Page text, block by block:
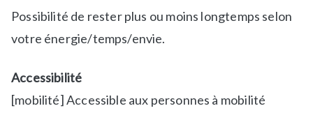
Possibilité de rester plus ou moins longtemps selon
votre énergie/temps/envie.
Accessibilité
[mobilité] Accessible aux personnes à mobilité